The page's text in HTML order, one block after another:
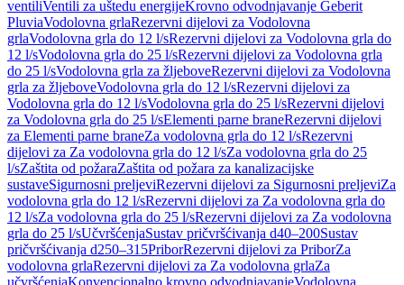
ventiliVentili za uštedu energijeKrovno odvodnjavanje Geberit
PluviaVodolovna grlaRezervni dijelovi za Vodolovna
grlaVodolovna grla do 12 l/sRezervni dijelovi za Vodolovna grla do
12 l/sVodolovna grla do 25 l/sRezervni dijelovi za Vodolovna grla
do 25 l/sVodolovna grla za žljeboveRezervni dijelovi za Vodolovna
grla za žljeboveVodolovna grla do 12 l/sRezervni dijelovi za
Vodolovna grla do 12 l/sVodolovna grla do 25 l/sRezervni dijelovi
za Vodolovna grla do 25 l/sElementi parne braneRezervni dijelovi
za Elementi parne braneZa vodolovna grla do 12 l/sRezervni
dijelovi za Za vodolovna grla do 12 l/sZa vodolovna grla do 25
l/sZaštita od požaraZaštita od požara za kanalizacijske
sustaveSigurnosni preljeviRezervni dijelovi za Sigurnosni preljeviZa
vodolovna grla do 12 l/sRezervni dijelovi za Za vodolovna grla do
12 l/sZa vodolovna grla do 25 l/sRezervni dijelovi za Za vodolovna
grla do 25 l/sUčvršćenjaSustav pričvršćivanja d40–200Sustav
pričvršćivanja d250–315PriborRezervni dijelovi za PriborZa
vodolovna grlaRezervni dijelovi za Za vodolovna grlaZa
učvršćenjaKonvencionalno krovno odvodnjavanjeVodolovna